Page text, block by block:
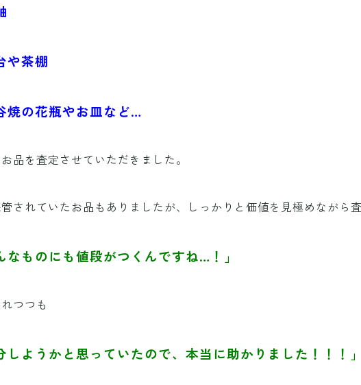
や茶棚
焼の花瓶やお皿など…
品を査定させていただきました。
されていたお品もありましたが、しっかりと価値を見極めながら
なものにも値段がつくんですね…！」
つつも
しようかと思っていたので、本当に助かりました！！！」